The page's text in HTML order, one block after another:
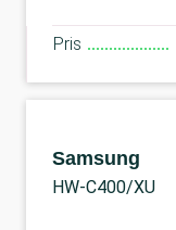
Pris
Samsung
HW-C400/XU